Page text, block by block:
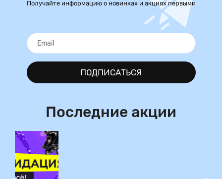
Получайте информацию о новинках и акциях первыми
ПОДПИСАТЬСЯ
Последние акции